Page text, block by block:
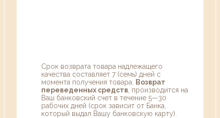
Срок возврата товара надлежащего
качества составляет 7 (семь) дней с
момента получения товара.
Возврат
переведенных средств , производится на
Ваш банковский счет в течение 5—30
рабочих дней (срок зависит от Банка,
который выдал Вашу банковскую карту).